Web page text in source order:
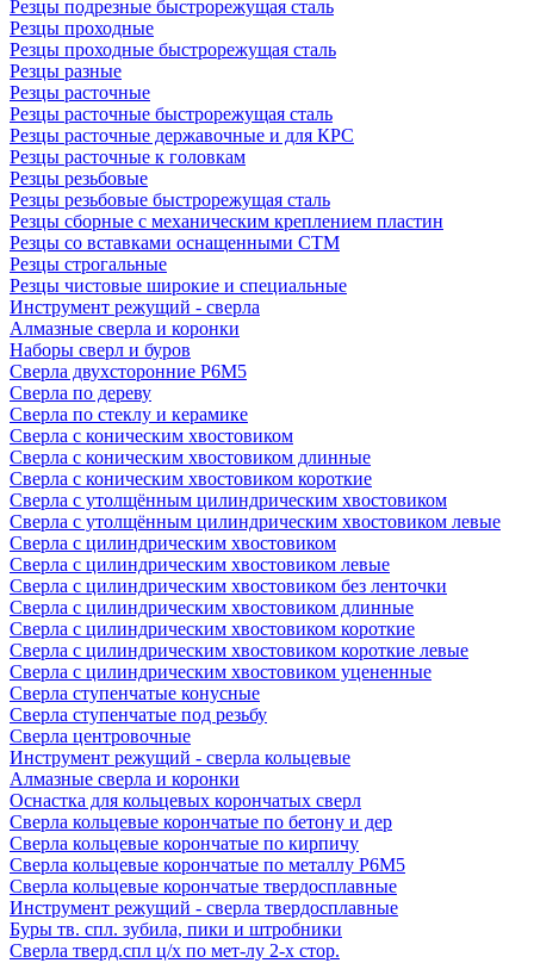
Резцы подрезные быстрорежущая сталь
Резцы проходные
Резцы проходные быстрорежущая сталь
Резцы разные
Резцы расточные
Резцы расточные быстрорежущая сталь
Резцы расточные державочные и для КРС
Резцы расточные к головкам
Резцы резьбовые
Резцы резьбовые быстрорежущая сталь
Резцы сборные с механическим креплением пластин
Резцы со вставками оснащенными СТМ
Резцы строгальные
Резцы чистовые широкие и специальные
Инструмент режущий - сверла
Алмазные сверла и коронки
Наборы сверл и буров
Сверла двухсторонние Р6М5
Сверла по дереву
Сверла по стеклу и керамике
Сверла с коническим хвостовиком
Сверла с коническим хвостовиком длинные
Сверла с коническим хвостовиком короткие
Сверла с утолщённым цилиндрическим хвостовиком
Сверла с утолщённым цилиндрическим хвостовиком левые
Сверла с цилиндрическим хвостовиком
Сверла с цилиндрическим хвостовиком левые
Сверла с цилиндрическим хвостовиком без ленточки
Сверла с цилиндрическим хвостовиком длинные
Сверла с цилиндрическим хвостовиком короткие
Сверла с цилиндрическим хвостовиком короткие левые
Сверла с цилиндрическим хвостовиком уцененные
Сверла ступенчатые конусные
Сверла ступенчатые под резьбу
Сверла центровочные
Инструмент режущий - сверла кольцевые
Алмазные сверла и коронки
Оснастка для кольцевых корончатых сверл
Сверла кольцевые корончатые по бетону и дер
Сверла кольцевые корончатые по кирпичу
Сверла кольцевые корончатые по металлу Р6М5
Сверла кольцевые корончатые твердосплавные
Инструмент режущий - сверла твердосплавные
Буры тв. спл. зубила, пики и штробники
Сверла тверд.спл ц/х по мет-лу 2-х стор.